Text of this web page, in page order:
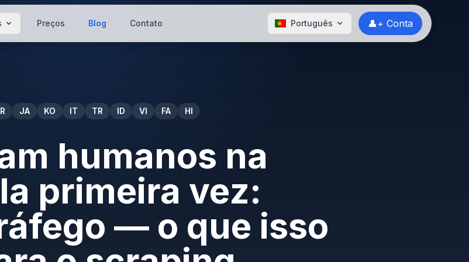
Preços Blog Contato Português 👤+ Conta
JA KO IT TR ID VI FA HI
humanos na
primeira vez:
— o que isso